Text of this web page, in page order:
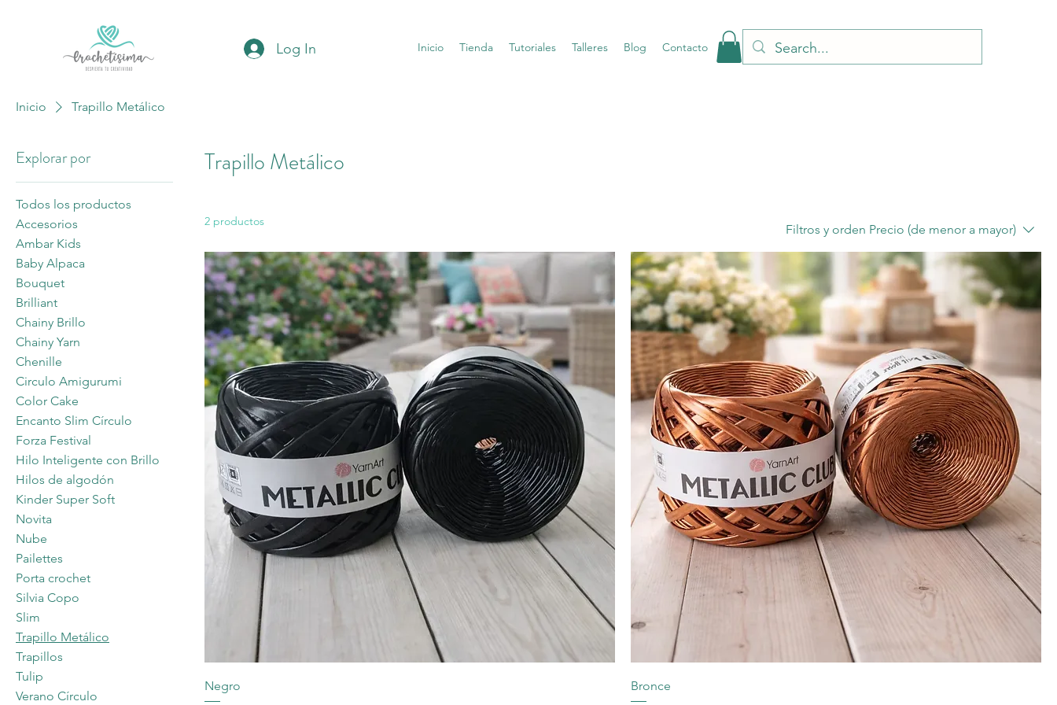
Log In Inicio Tienda Tutoriales Talleres Blog Contacto
Inicio Trapillo Metálico
Explorar por
Todos los productos
Accesorios
Ambar Kids
Baby Alpaca
Bouquet
Brilliant
Chainy Brillo
Chainy Yarn
Chenille
Circulo Amigurumi
Color Cake
Encanto Slim Círculo
Forza Festival
Hilo Inteligente con Brillo
Hilos de algodón
Kinder Super Soft
Novita
Nube
Pailettes
Porta crochet
Silvia Copo
Slim
Trapillo Metálico
Trapillos
Tulip
Verano Círculo
Trapillo Metálico
2 productos
Filtros y orden Precio (de menor a mayor)
Negro Bronce